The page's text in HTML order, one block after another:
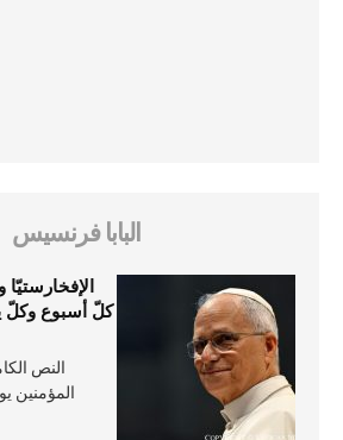
البابا فرنسيس
كلّ أسبوع وكلّ
النص
المؤمنين يوم